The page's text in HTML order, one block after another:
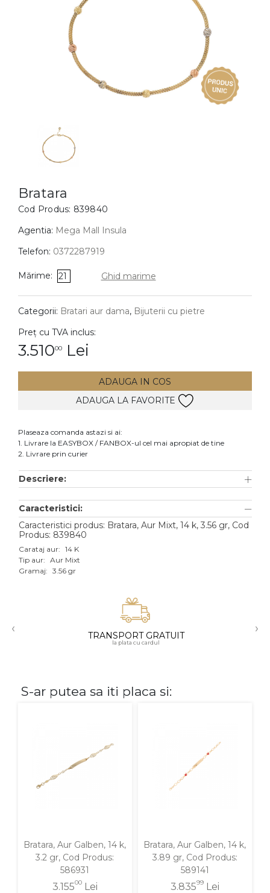
BIJUTERII COPII
Cercei
Bratari
Coliere
Lanturi
Pandantive
DIAMANTE Vezi toate
Cercei
Accesorii
Aur alb
Aur roz
Aur mixt
18K
Bratara
Cod Produs: 839840
Agentia: Mega Mall Insula
Telefon: 0372287919
Mărime: 21 Ghid marime
Categorii: Bratari aur dama, Bijuterii cu pietre
Preț cu TVA inclus:
3.51000 Lei
ADAUGA IN COS
ADAUGA LA FAVORITE
Plaseaza comanda astazi si ai:
1. Livrare la EASYBOX / FANBOX-ul cel mai apropiat de tine
2. Livrare prin curier
Descriere:
Caracteristici:
Caracteristici produs: Bratara, Aur Mixt, 14 k, 3.56 gr, Cod
Produs: 839840
Carataj aur: 14 K
Tip aur: Aur Mixt
Gramaj: 3.56 gr
‹ TRANSPORT GRATUIT
la plata cu cardul
›
S-ar putea sa iti placa si:
Bratara, Aur Galben, 14 k,
3.2 gr, Cod Produs:
586931
3.15500Lei
Bratara, Aur Galben, 14 k,
3.89 gr, Cod Produs:
589141
3.83599Lei